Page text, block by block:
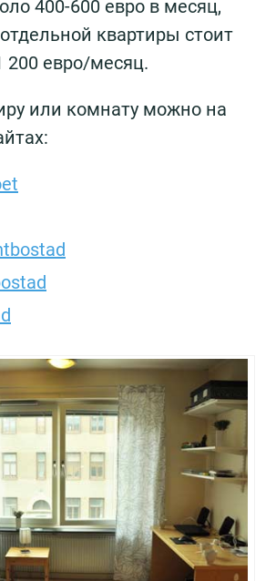
400-600 евро в месяц,
квартиры стоит
200 евро/месяц.
или комнату можно на